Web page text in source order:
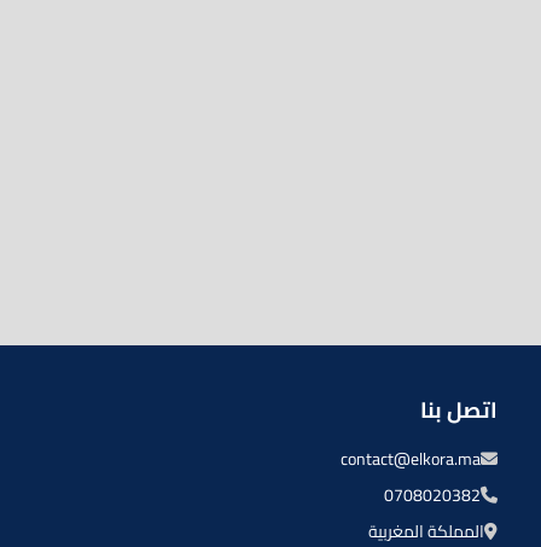
اتصل بنا
contact@elkora.ma
0708020382
المملكة المغربية